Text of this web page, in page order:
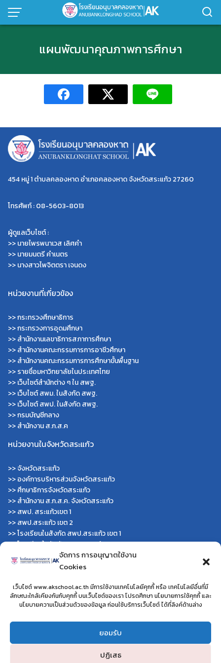
จัดการ การอนุญาตใช้งาน
Cookies
เว็บไซต์ www.akschool.ac.th มีการใช้งานเทคโนโลยีคุกกี้ หรือ เทคโนโลยีอื่นที่มี
ลักษณะใกล้เคียงกันกับคุกกี้ บนเว็บไซต์ของเรา โปรดศึกษา นโยบายการใช้คุกกี้ และ
นโยบายความเป็นส่วนตัวของข้อมูล ก่อนใช้บริการเว็บไซต์ ได้ที่ลิงค์ด้านล่าง
ยอมรับ
ปฏิเสธ
Skip
for:
แผนพัฒนาคุณภาพการศึกษา
454 หมู่ 1 ตำบลคลองหาด อำเภอคลองหาด จังหวัดสระแก้ว 27260
โทรศัพท์ : 08-5603-8013
ผู้ดูแลเว็บไซต์ :
>> นายไพรพนาเวส เลิศคำ
>> นายมนตรี คำเนตร
>> นางสาวไพจิตตรา เจนดง
หน่วยงานที่เกี่ยวข้อง
>>กระทรวงศึกษาธิการ
>>กระทรวงการอุดมศึกษา
>>สำนักงานเลขาธิการสภาการศึกษา
>>สำนักงานคณะกรรมการการอาชีวศึกษา
>>สำนักงานคณะกรรมการการศึกษาขั้นพื้นฐาน
>>รายชื่อมหาวิทยาลัยในประเทศไทย
>>เว็บไซต์สำนักต่าง ๆ ใน สพฐ.
>>เว็บไซต์ สพม. ในสังกัด สพฐ.
>>เว็บไซต์ สพป. ในสังกัด สพฐ.
>>กรมบัญชีกลาง
>>สำนักงาน ส.ก.ส.ค
หน่วยงานในจังหวัดสระแก้ว
>>จังหวัดสระแก้ว
>>องค์การบริหารส่วนจังหวัดสระแก้ว
>>ศึกษาธิการจังหวัดสระแก้ว
>>สำนักงาน ส.ก.ส.ค. จังหวัดสระแก้ว
>>สพป. สระแก้วเขต 1
>>สพป.สระแก้ว เขต 2
>>โรงเรียนในสังกัด สพป.สระแก้ว เขต 1
>>โรงเรียนในสังกัด สพป.สระแก้ว เขต 2
>>วิทยาลัยเทคนิคสระแก้ว
>> วิทยาลัยเทคนิควังน้ำเย็น
หน่วยงานอื่นๆ
>>โครงการโรงเรียนสุจริต
>>